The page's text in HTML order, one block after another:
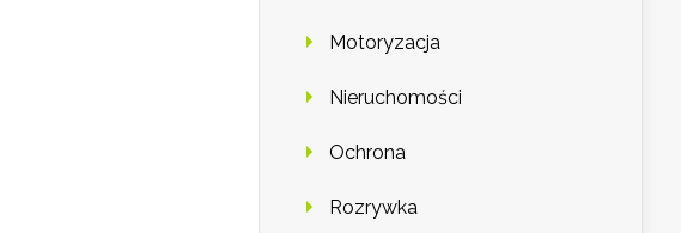
Motoryzacja
Nieruchomości
Ochrona
Rozrywka